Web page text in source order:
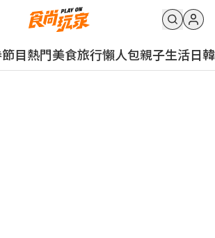
節目熱門美食旅行懶人包親子生活日韓